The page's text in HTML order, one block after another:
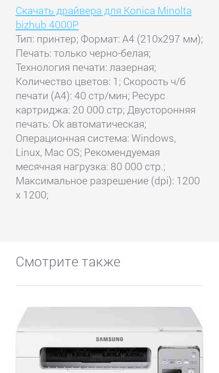
Скачать драйвера для Konica Minolta
bizhub 4000P
Тип: принтер; Формат: A4 (210x297 мм);
Печать: только черно-белая;
Технология печати: лазерная;
Количество цветов: 1; Скорость ч/б
печати (А4): 40 стр/мин; Ресурс
картриджа: 20 000 стр; Двусторонняя
печать: Ok автоматическая;
Операционная система: Windows,
Linux, Mac OS; Рекомендуемая
месячная нагрузка: 80 000 стр.;
Максимальное разрешение (dpi): 1200
x 1200;
Смотрите также